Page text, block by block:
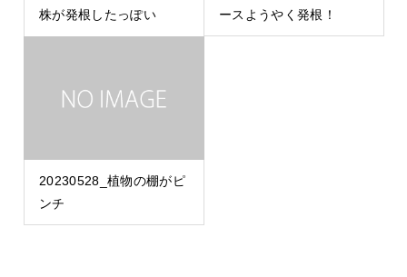
株が発根したっぽい
ースようやく発根！
20230528_植物の棚がピ
ンチ